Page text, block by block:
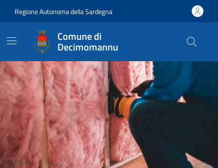
Regione Autonoma della Sardegna
Comune di
Decimomannu